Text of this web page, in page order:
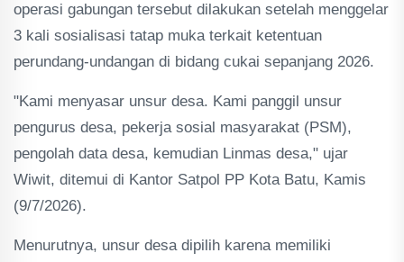
operasi gabungan tersebut dilakukan setelah menggelar
3 kali sosialisasi tatap muka terkait ketentuan
perundang-undangan di bidang cukai sepanjang 2026.
"Kami menyasar unsur desa. Kami panggil unsur
pengurus desa, pekerja sosial masyarakat (PSM),
pengolah data desa, kemudian Linmas desa," ujar
Wiwit, ditemui di Kantor Satpol PP Kota Batu, Kamis
(9/7/2026).
Menurutnya, unsur desa dipilih karena memiliki